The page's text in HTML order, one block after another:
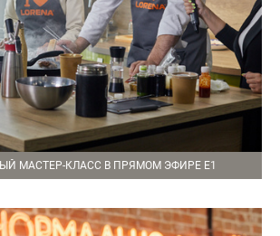
МАСТЕР-КЛАСС В ПРЯМОМ ЭФИРЕ Е1